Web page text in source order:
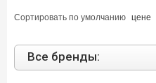
Сортировать поумолчанию цене
Все бренды: